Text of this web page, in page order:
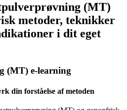
(MT)
metoder, teknikker
i dit eget
(MT) e-learning
din forståelse af metoden